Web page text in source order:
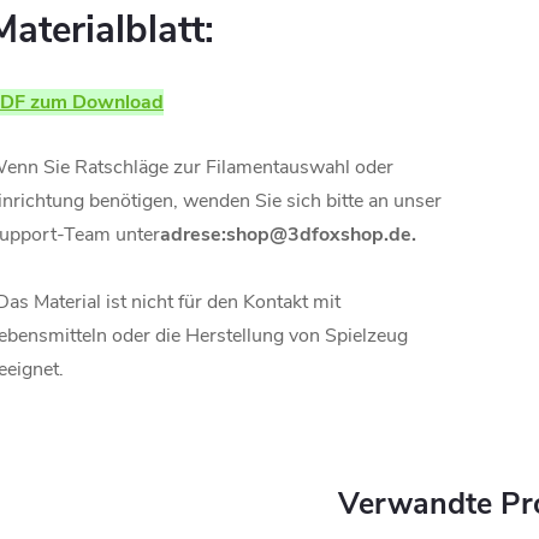
zum Download
Sie Ratschläge zur Filamentauswahl oder
benötigen, wenden Sie sich bitte an unser
Team unteradrese:shop@3dfoxshop.de.
Material ist nicht für den Kontakt mit
oder die Herstellung von Spielzeug
Verwandte